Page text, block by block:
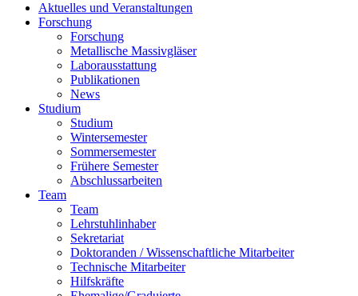
Aktuelles und Veranstaltungen
Forschung
Forschung
Metallische Massivgläser
Laborausstattung
Publikationen
News
Studium
Studium
Wintersemester
Sommersemester
Frühere Semester
Abschlussarbeiten
Team
Team
Lehrstuhlinhaber
Sekretariat
Doktoranden / Wissenschaftliche Mitarbeiter
Technische Mitarbeiter
Hilfskräfte